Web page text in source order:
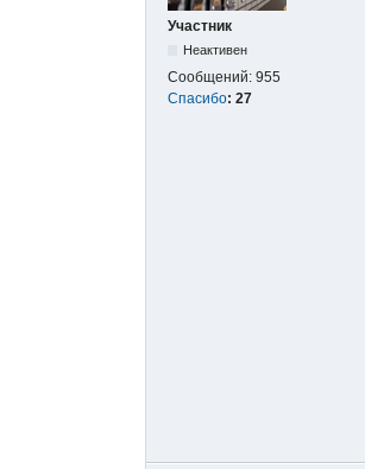
Участник
Неактивен
Сообщений: 955
Спасибо: 27